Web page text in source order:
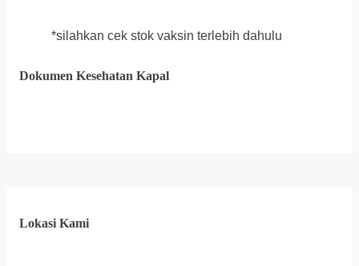
*silahkan cek stok vaksin terlebih dahulu
Dokumen Kesehatan Kapal
Lokasi Kami